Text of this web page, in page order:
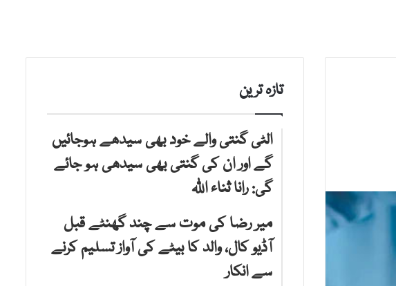
تازہ ترین
الٹی گنتی والے خود بھی سیدھے ہوجائیں
گے اور ان کی گنتی بھی سیدھی ہو جائے
گی: رانا ثناء اللّٰہ
میر رضا کی موت سے چند گھنٹے قبل
آڈیو کال، والد کا بیٹے کی آواز تسلیم کرنے
سے انکار